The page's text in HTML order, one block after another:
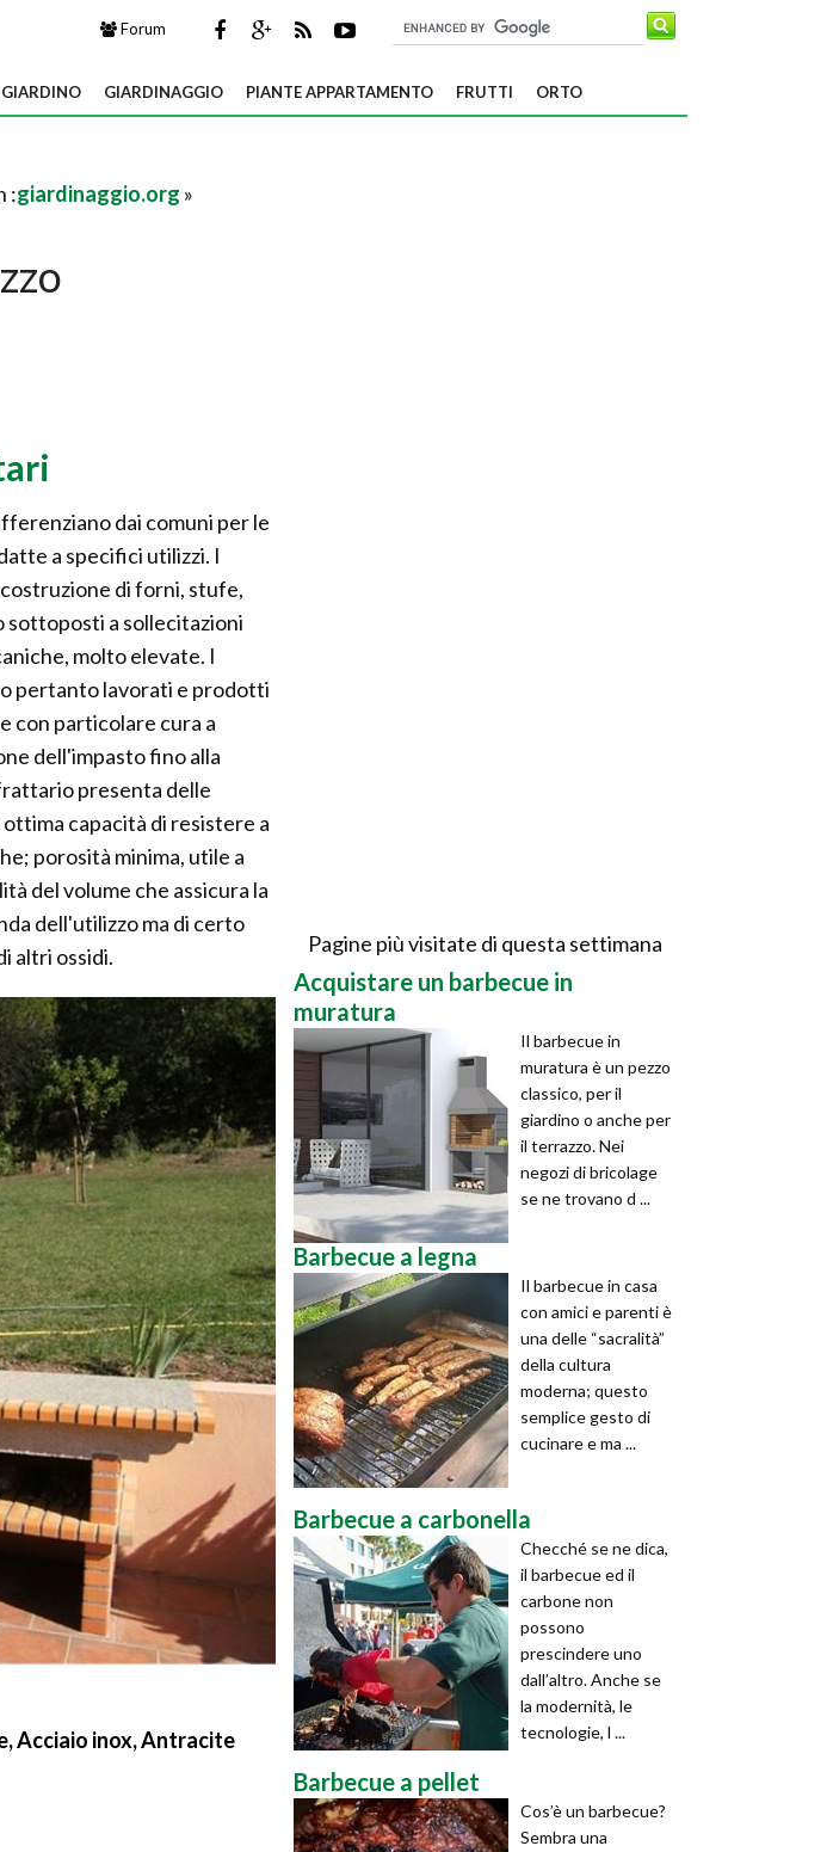
Forum
GIARDINAGGIO PIANTE APPARTAMENTO FRUTTI ORTO
:giardinaggio.org »
dai comuni per le
a specifici utilizzi. I
di forni, stufe,
sottoposti a sollecitazioni
molto elevate. I
pertanto lavorati e prodotti
con particolare cura a
dell'impasto fino alla
presenta delle
capacità di resistere a
porosità minima, utile a
del volume che assicura la
dell'utilizzo ma di certo
altri ossidi.
Acciaio inox, Antracite
Pagine più visitate di questa settimana
Acquistare un barbecue in
muratura
Il barbecue in
muratura è un pezzo
classico, per il
giardino o anche per
il terrazzo. Nei
negozi di bricolage
se ne trovano d ...
Barbecue a legna
Il barbecue in casa
con amici e parenti è
una delle “sacralità”
della cultura
moderna; questo
semplice gesto di
cucinare e ma ...
Barbecue a carbonella
Checché se ne dica,
il barbecue ed il
carbone non
possono
prescindere uno
dall’altro. Anche se
la modernità, le
tecnologie, l ...
Barbecue a pellet
Cos’è un barbecue?
Sembra una